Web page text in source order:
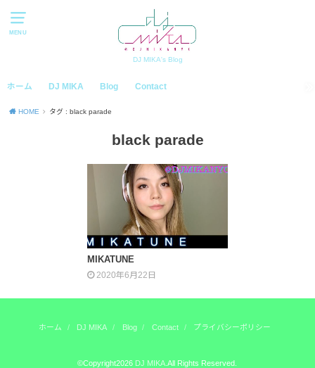
MENU
DJ MIKA's Blog
ホーム DJ MIKA Blog Contact
HOME タグ : black parade
black parade
MIKATUNE
2020年6月22日
ホーム DJ MIKA Blog Contact プライバシーポリシー
©Copyright2026 DJ MIKA .All Rights Reserved.